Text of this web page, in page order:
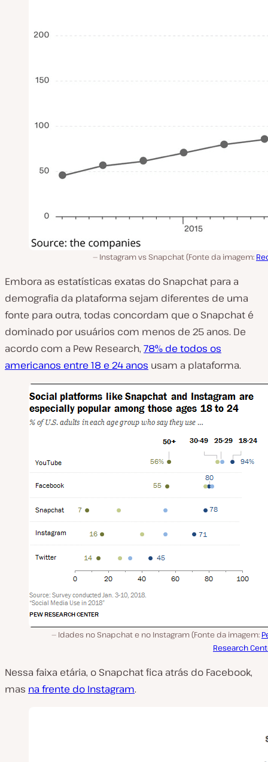
Instagram vs Snapchat (Fonte da imagem:
Embora as estatísticas exatas do Snapchat para a
demografia da plataforma sejam diferentes de uma
fonte para outra, todas concordam que o Snapchat é
dominado por usuários com menos de 25 anos. De
acordo com a Pew Research, 78% de todos os
americanos entre 18 e 24 anos usam a plataforma.
Idades no Snapchat e no Instagram (Fonte da imagem:
Research
Nessa faixa etária, o Snapchat fica atrás do Facebook,
mas na frente do Instagram.